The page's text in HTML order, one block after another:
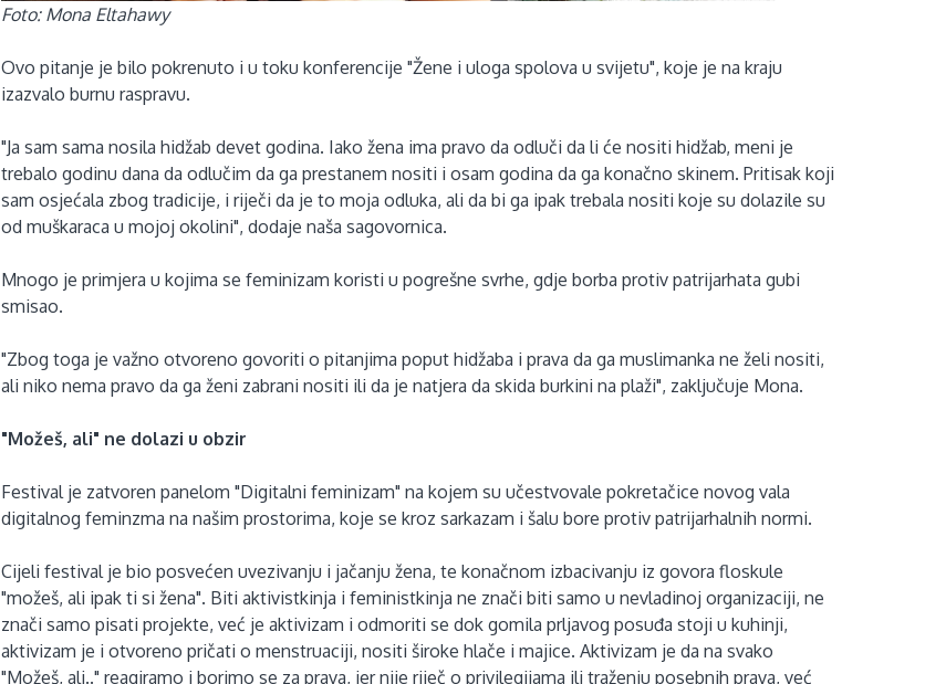
Foto: Mona Eltahawy
Ovo pitanje je bilo pokrenuto i u toku konferencije "Žene i uloga spolova u svijetu", koje je na kraju
izazvalo burnu raspravu.
"Ja sam sama nosila hidžab devet godina. Iako žena ima pravo da odluči da li će nositi hidžab, meni je
trebalo godinu dana da odlučim da ga prestanem nositi i osam godina da ga konačno skinem. Pritisak koji
sam osjećala zbog tradicije, i riječi da je to moja odluka, ali da bi ga ipak trebala nositi koje su dolazile su
od muškaraca u mojoj okolini", dodaje naša sagovornica.
Mnogo je primjera u kojima se feminizam koristi u pogrešne svrhe, gdje borba protiv patrijarhata gubi
smisao.
"Zbog toga je važno otvoreno govoriti o pitanjima poput hidžaba i prava da ga muslimanka ne želi nositi,
ali niko nema pravo da ga ženi zabrani nositi ili da je natjera da skida burkini na plaži", zaključuje Mona.
"Možeš, ali" ne dolazi u obzir
Festival je zatvoren panelom "Digitalni feminizam" na kojem su učestvovale pokretačice novog vala
digitalnog feminzma na našim prostorima, koje se kroz sarkazam i šalu bore protiv patrijarhalnih normi.
Cijeli festival je bio posvećen uvezivanju i jačanju žena, te konačnom izbacivanju iz govora floskule
"možeš, ali ipak ti si žena". Biti aktivistkinja i feministkinja ne znači biti samo u nevladinoj organizaciji, ne
znači samo pisati projekte, već je aktivizam i odmoriti se dok gomila prljavog posuđa stoji u kuhinji,
aktivizam je i otvoreno pričati o menstruaciji, nositi široke hlače i majice. Aktivizam je da na svako
"Možeš, ali.." reagiramo i borimo se za prava, jer nije riječ o privilegijama ili traženju posebnih prava, već